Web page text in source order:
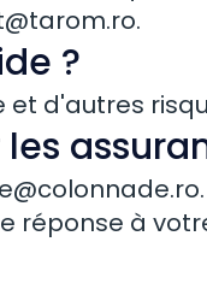
.
?
d'autres
réponse à